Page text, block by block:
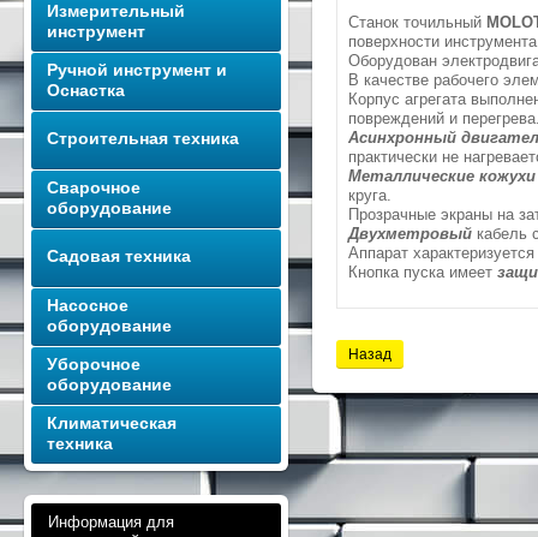
Измерительный
инструмент
Ручной инструмент и
Оснастка
Строительная техника
Сварочное
оборудование
Садовая техника
Насосное
оборудование
Уборочное
оборудование
Климатическая
техника
Информация для
Станок точильный
поверхности
Оборудован
В качестве рабочего
Корпус агрегата
повреждений и
Асинхронный
практически не
Металлические кожухи
круга.
Прозрачные экраны на
Двухметровый кабель
Аппарат
Кнопка пуска имеет
Назад